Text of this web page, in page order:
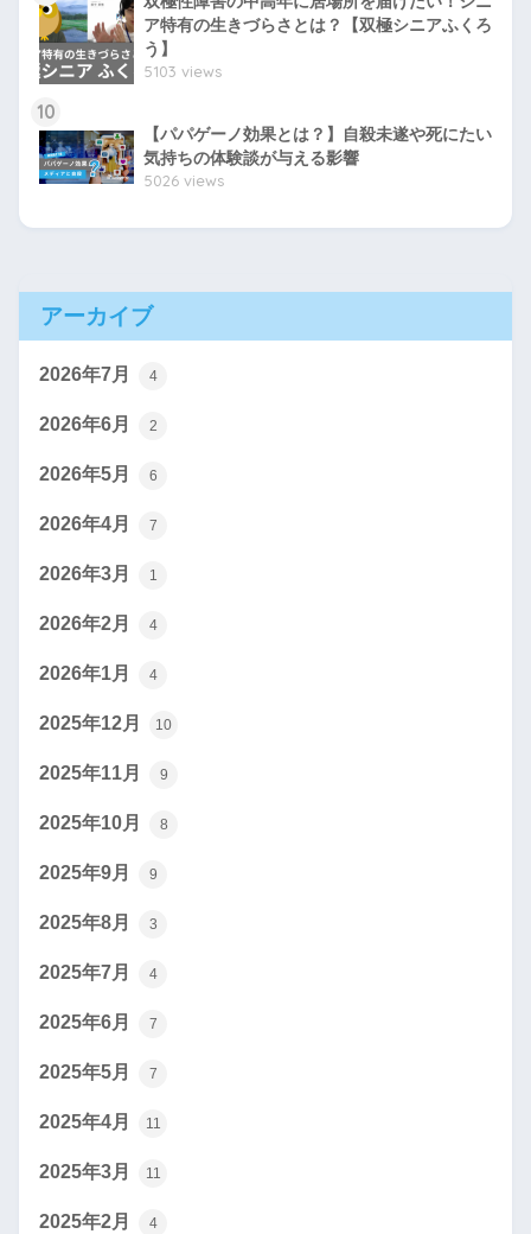
ア特有の生きづらさとは？【双極シニアふくろ
う】
5103 views
10
【パパゲーノ効果とは？】自殺未遂や死にたい
気持ちの体験談が与える影響
5026 views
アーカイブ
2026年7月 4
2026年6月 2
2026年5月 6
2026年4月 7
2026年3月 1
2026年2月 4
2026年1月 4
2025年12月 10
2025年11月 9
2025年10月 8
2025年9月 9
2025年8月 3
2025年7月 4
2025年6月 7
2025年5月 7
2025年4月 11
2025年3月 11
2025年2月 4